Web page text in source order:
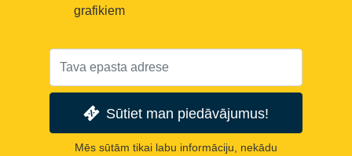
grafikiem
Sūtiet man piedāvājumus!
Mēs sūtām tikai labu informāciju, nekādu